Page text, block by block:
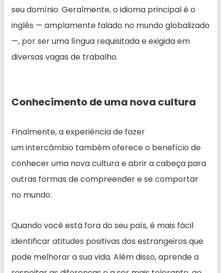
seu domínio. Geralmente, o idioma principal é o
inglês — amplamente falado no mundo globalizado
—, por ser uma língua requisitada e exigida em
diversas vagas de trabalho.
Conhecimento de uma nova cultura
Finalmente, a experiência de fazer
um intercâmbio também oferece o benefício de
conhecer uma nova cultura e abrir a cabeça para
outras formas de compreender e se comportar
no mundo.
Quando você está fora do seu país, é mais fácil
identificar atitudes positivas dos estrangeiros que
pode melhorar a sua vida. Além disso, aprende a